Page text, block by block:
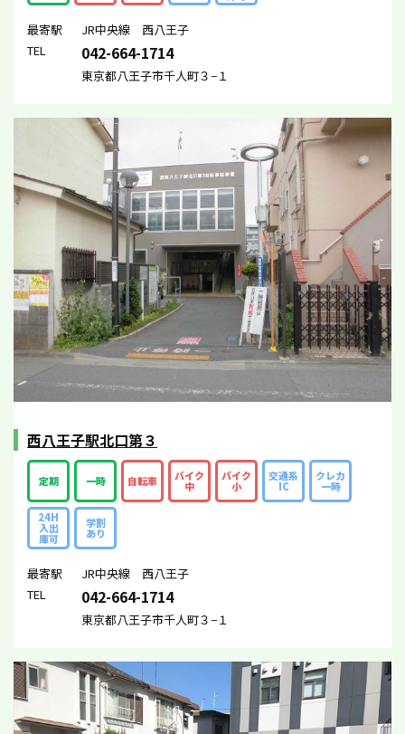
最寄駅
JR中央線 西八王子
TEL
042-664-1714
東京都八王子市千人町３−１
西八王子駅北口第３
定期 一時 自転車 バイク
中
バイク
小
交通系
IC
クレカ
一時
24H
入出
庫可
学割
あり
最寄駅
JR中央線 西八王子
TEL
042-664-1714
東京都八王子市千人町３−１